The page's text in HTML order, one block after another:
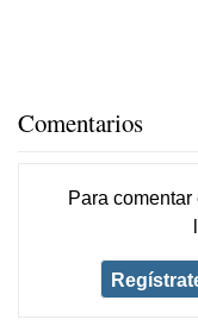
Comentarios
Para